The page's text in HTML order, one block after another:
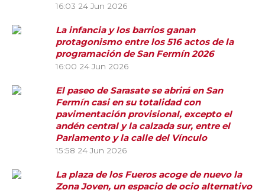
16:03 24 Jun 2026
La infancia y los barrios ganan
protagonismo entre los 516 actos de la
programación de San Fermín 2026
16:00 24 Jun 2026
El paseo de Sarasate se abrirá en San
Fermín casi en su totalidad con
pavimentación provisional, excepto el
andén central y la calzada sur, entre el
Parlamento y la calle del Vínculo
15:58 24 Jun 2026
La plaza de los Fueros acoge de nuevo la
Zona Joven, un espacio de ocio alternativo